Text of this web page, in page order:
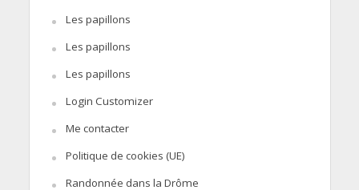
Les papillons
Les papillons
Les papillons
Login Customizer
Me contacter
Politique de cookies (UE)
Randonnée dans la Drôme